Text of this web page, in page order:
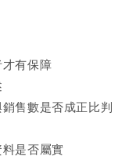
有保障
售數是否成正比判
是否屬實